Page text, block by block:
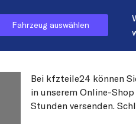
Fahrzeug auswählen
Bei kfzteile24 können
in unserem Online-
Stunden versenden.